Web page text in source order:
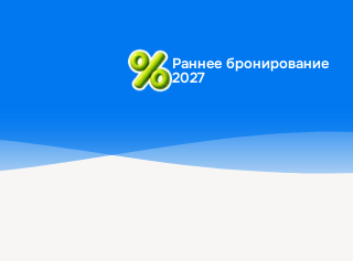
Раннее бронирование
2027